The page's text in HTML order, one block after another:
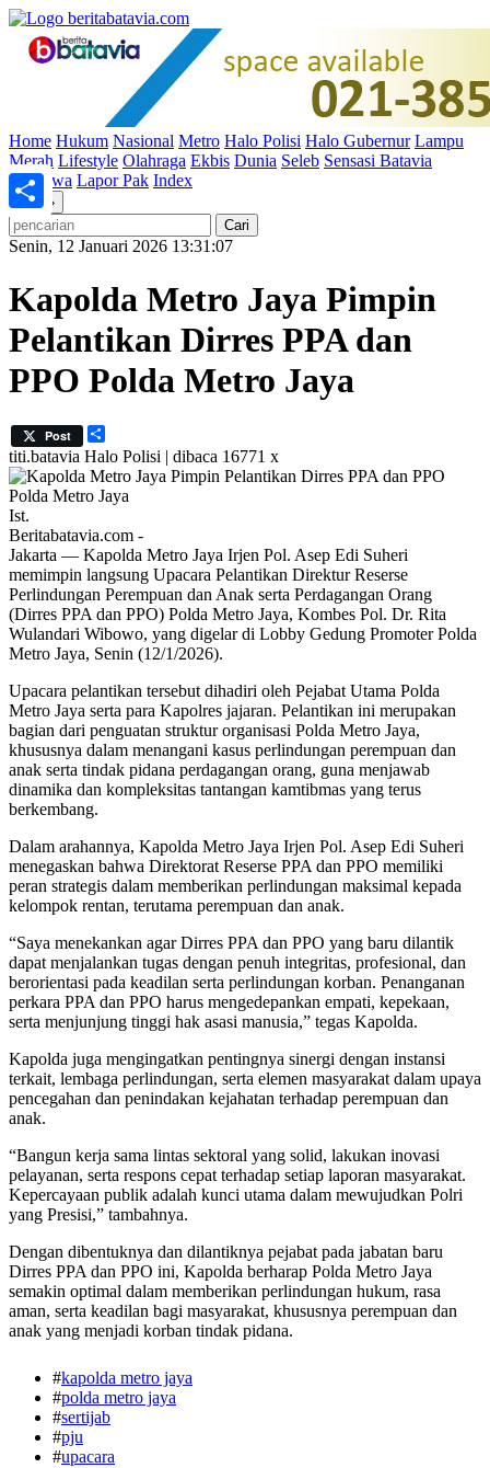
Home Hukum Nasional Metro Halo Polisi Halo Gubernur Lampu
Merah Lifestyle Olahraga Ekbis Dunia Seleb Sensasi Batavia
Peristiwa Lapor Pak Index
»
Senin, 12 Januari 2026 13:31:07
Kapolda Metro Jaya Pimpin
Pelantikan Dirres PPA dan
PPO Polda Metro Jaya
Post
titi.batavia Halo Polisi | dibaca 16771 x
Ist.
Beritabatavia.com -
Jakarta — Kapolda Metro Jaya Irjen Pol. Asep Edi Suheri
memimpin langsung Upacara Pelantikan Direktur Reserse
Perlindungan Perempuan dan Anak serta Perdagangan Orang
(Dirres PPA dan PPO) Polda Metro Jaya, Kombes Pol. Dr. Rita
Wulandari Wibowo, yang digelar di Lobby Gedung Promoter Polda
Metro Jaya, Senin (12/1/2026).
Upacara pelantikan tersebut dihadiri oleh Pejabat Utama Polda
Metro Jaya serta para Kapolres jajaran. Pelantikan ini merupakan
bagian dari penguatan struktur organisasi Polda Metro Jaya,
khususnya dalam menangani kasus perlindungan perempuan dan
anak serta tindak pidana perdagangan orang, guna menjawab
dinamika dan kompleksitas tantangan kamtibmas yang terus
berkembang.
Dalam arahannya, Kapolda Metro Jaya Irjen Pol. Asep Edi Suheri
menegaskan bahwa Direktorat Reserse PPA dan PPO memiliki
peran strategis dalam memberikan perlindungan maksimal kepada
kelompok rentan, terutama perempuan dan anak.
“Saya menekankan agar Dirres PPA dan PPO yang baru dilantik
dapat menjalankan tugas dengan penuh integritas, profesional, dan
berorientasi pada keadilan serta perlindungan korban. Penanganan
perkara PPA dan PPO harus mengedepankan empati, kepekaan,
serta menjunjung tinggi hak asasi manusia,” tegas Kapolda.
Kapolda juga mengingatkan pentingnya sinergi dengan instansi
terkait, lembaga perlindungan, serta elemen masyarakat dalam upaya
pencegahan dan penindakan kejahatan terhadap perempuan dan
anak.
“Bangun kerja sama lintas sektoral yang solid, lakukan inovasi
pelayanan, serta respons cepat terhadap setiap laporan masyarakat.
Kepercayaan publik adalah kunci utama dalam mewujudkan Polri
yang Presisi,” tambahnya.
Dengan dibentuknya dan dilantiknya pejabat pada jabatan baru
Dirres PPA dan PPO ini, Kapolda berharap Polda Metro Jaya
semakin optimal dalam memberikan perlindungan hukum, rasa
aman, serta keadilan bagi masyarakat, khususnya perempuan dan
anak yang menjadi korban tindak pidana.
Share
#kapolda metro jaya
#polda metro jaya
#sertijab
#pju
#upacara